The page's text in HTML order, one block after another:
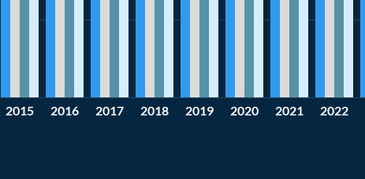
2015 2016 2017 2018 2019 2020 2021 2022